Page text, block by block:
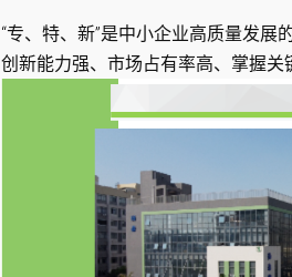
“专、特、新”是中小企业高质量发展
创新能力强、市场占有率高、掌握关